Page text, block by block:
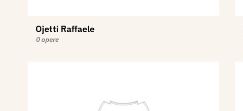
Ojetti Raffaele
0 opere